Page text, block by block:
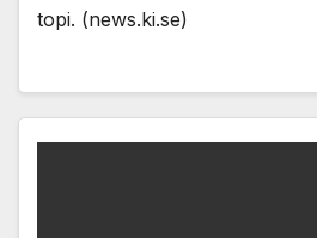
topi. (news.ki.se)